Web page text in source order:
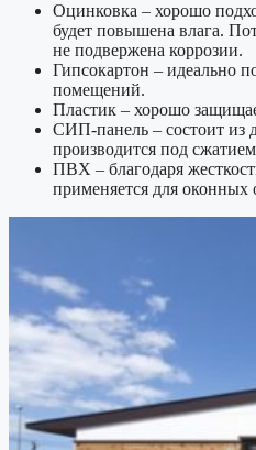
Оцинковка – хорошо
будет повышена влага.
не подвержена коррозии.
Гипсокартон – идеально
помещений.
Пластик – хорошо
СИП-панель – состоит из
производится под
ПВХ – благодаря
применяется для оконных